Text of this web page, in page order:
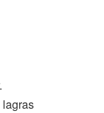
lagras